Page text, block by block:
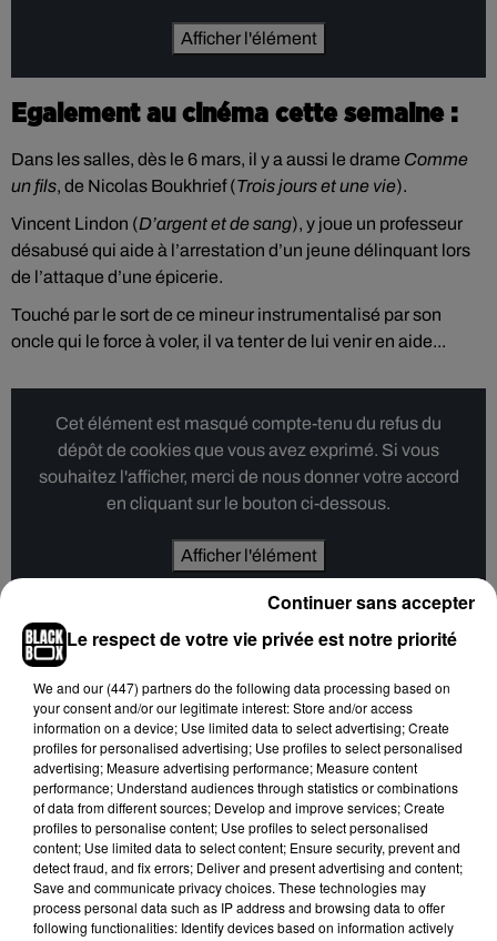
Afficher l'élément
Egalement au cinéma cette semaine :
Dans les salles, dès le 6 mars, il y a aussi le drame Comme
un fils, de Nicolas Boukhrief (Trois jours et une vie).
Vincent Lindon (D’argent et de sang), y joue un professeur
désabusé qui aide à l’arrestation d’un jeune délinquant lors
de l’attaque d’une épicerie.
Touché par le sort de ce mineur instrumentalisé par son
oncle qui le force à voler, il va tenter de lui venir en aide...
Cet élément est masqué compte-tenu du refus du
dépôt de cookies que vous avez exprimé. Si vous
souhaitez l'afficher, merci de nous donner votre accord
en cliquant sur le bouton ci-dessous.
Afficher l'élément
Et puis, cette semaine aussi, la ressortie en salles de
l’angoissant thriller coréen
L’histoire d’un père de famille, enlevé et séquestré pendant
15 ans au cours desquels il apprend qu’il est accusé du
meurtre de sa femme. Une fois relâché, son ravisseur lui
propose de lui révéler les vraies raisons de son rapt...
20 ans après sa sortie, c’est la chance de voir ce film choc sur
grand écran. Mais, attention, c’est très bien, mais ultra
tendu... le film est interdit au moins de 16 ans. Vous voilà
prévenus.
Le respect de votre vie privée est notre priorité
We and our (447) partnersdo the following data processing based on
your consent and/or our legitimate interest: Store and/or access
information on a device; Use limited data to select advertising; Create
profiles for personalised advertising; Use profiles to select personalised
advertising; Measure advertising performance; Measure content
performance; Understand audiences through statistics or combinations
of data from different sources; Develop and improve services; Create
profiles to personalise content; Use profiles to select personalised
content; Use limited data to select content; Ensure security, prevent and
detect fraud, and fix errors; Deliver and present advertising and content;
Save and communicate privacy choices. These technologies may
process personal data such as IP address and browsing data to offer
following functionalities: Identify devices based on information actively
Continuer sans accepter